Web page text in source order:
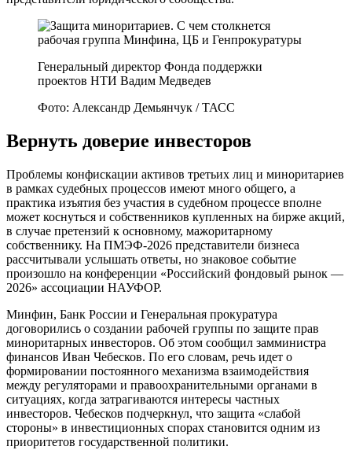
Генеральный директор Фонда поддержки
проектов НТИ Вадим Медведев
Фото: Александр Демьянчук / ТАСС
Вернуть доверие инвесторов
Проблемы конфискации активов третьих лиц и миноритариев
в рамках судебных процессов имеют много общего, а
практика изъятия без участия в судебном процессе вполне
может коснуться и собственников купленных на бирже акций,
в случае претензий к основному, мажоритарному
собственнику. На ПМЭФ-2026 представители бизнеса
рассчитывали услышать ответы, но знаковое событие
произошло на конференции «Российский фондовый рынок —
2026» ассоциации НАУФОР.
Минфин, Банк России и Генеральная прокуратура
договорились о создании рабочей группы по защите прав
миноритарных инвесторов. Об этом сообщил замминистра
финансов Иван Чебесков. По его словам, речь идет о
формировании постоянного механизма взаимодействия
между регуляторами и правоохранительными органами в
ситуациях, когда затрагиваются интересы частных
инвесторов. Чебесков подчеркнул, что защита «слабой
стороны» в инвестиционных спорах становится одним из
приоритетов государственной политики.